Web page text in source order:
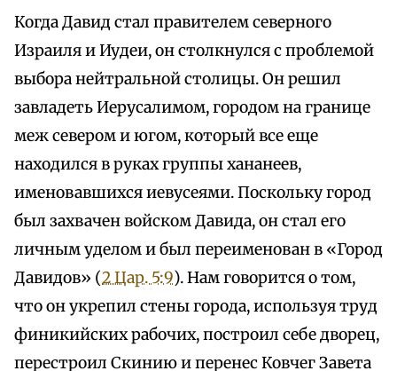
Когда Давид стал правителем северного
Израиля и Иудеи, он столкнулся с проблемой
выбора нейтральной столицы. Он решил
завладеть Иерусалимом, городом на границе
меж севером и югом, который все еще
находился в руках группы хананеев,
именовавшихся иевусеями. Поскольку город
был захвачен войском Давида, он стал его
личным уделом и был переименован в «Город
Давидов» (2 Цар. 5:9). Нам говорится о том,
что он укрепил стены города, используя труд
финикийских рабочих, построил себе дворец,
перестроил Скинию и перенес Ковчег Завета